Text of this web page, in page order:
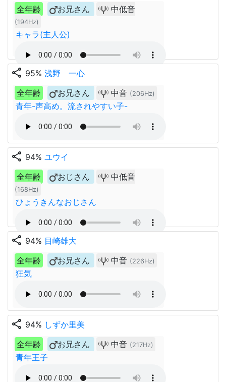
全年齢
お兄さん 中低音
(194Hz)
キャラ(主人公)
share 95% 浅野 一心
全年齢
お兄さん 中音 (206Hz)
青年-声高め。流されやすい子-
share 94% ユウイ
全年齢
おじさん 中低音
(168Hz)
ひょうきんなおじさん
share 94% 目崎雄大
全年齢
お兄さん 中音 (226Hz)
狂気
share 94% しずか里美
全年齢
お兄さん 中音 (217Hz)
青年王子